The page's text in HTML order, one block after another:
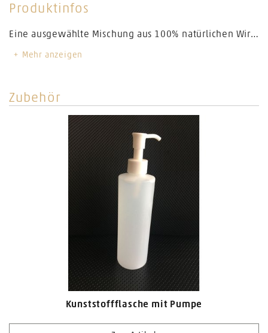
Produktinfos
Eine ausgewählte Mischung aus 100% natürlichen Wirkstoffen wie Rosmarin- und Grapefruitextrakten, regen den Körper und die Sinne an, verbessern die geistige Verfassung und Konzentrationsfähigkeit. Die Wirkstoffe des Massageöls helfen auch, lethargische Phasen zu überwinden. Hauptwirkstoffe: Färberdistelöl, Traubenkernöl, Rosmarinöl und Grapefruitöl.
3800 ml
Mehr anzeigen
Zubehör
Kunststoffflasche mit Pumpe